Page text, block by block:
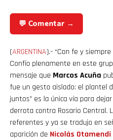
💬 Comentar →
(ARGENTINA).- “Con fe y
Confío plenamente en este
mensaje que Marcos Acuña
fue un gesto aislado: el plantel
juntos” es la única vía para
derrota contra Rosario Central.
referentes y ya se tradujo en
aparición de Nicolás Otamendi